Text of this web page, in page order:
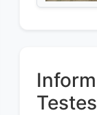
Testes